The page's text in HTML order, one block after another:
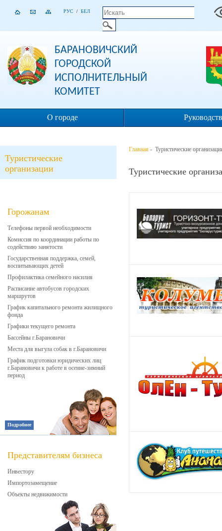
РУС / БЕЛ
БАРАНОВИЧСКИЙ
ГОРОДСКОЙ
ИСПОЛНИТЕЛЬНЫЙ
КОМИТЕТ
О городе
Туристические
организации
Горожанам
Телефоны первой необходимости
Комиссия по координации работы по
содействию занятости
Государственная поддержка, семей,
воспитывающих детей
Профилактика семейного насилия
Расписание автобусов городских
маршрутов
График капитального ремонта жилищного
фонда
Графики текущего ремонта
Бассейны г.Барановичи
Места для выгула собак в г.Барановичи
График подготовки юридических лиц
г.Барановичи к работе в осенне-зимний
период
Подробнее
Представителям бизнеса
Инвестору
Импортозамещение
Объекты недвижимости
Главная - Туристические
Туристические